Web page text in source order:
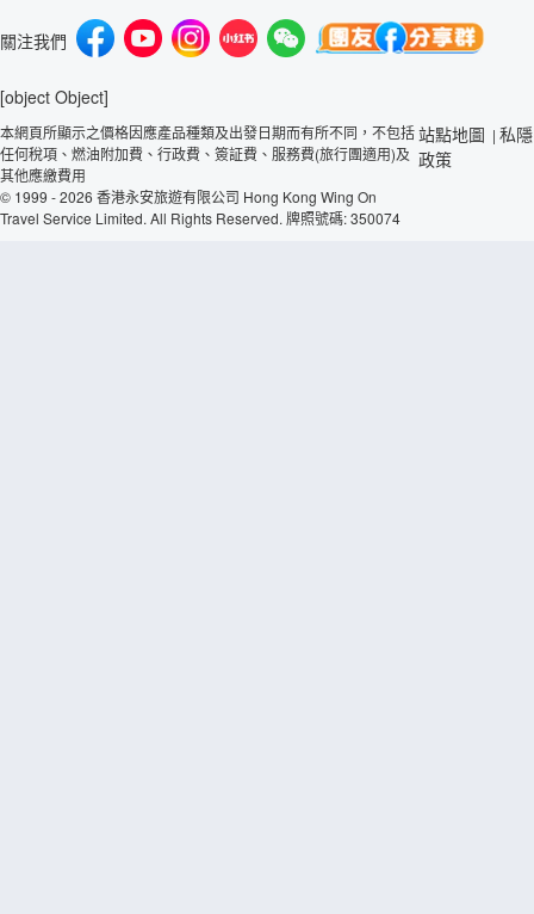
關注我們
[object Object]
本網頁所顯示之價格因應產品種類及出發日期而有所不同，不包括
任何稅項、燃油附加費、行政費、簽証費、服務費(旅行團適用)及
其他應繳費用
© 1999 - 2026 香港永安旅遊有限公司 Hong Kong Wing On
Travel Service Limited. All Rights Reserved. 牌照號碼: 350074
站點地圖 | 私隱
政策